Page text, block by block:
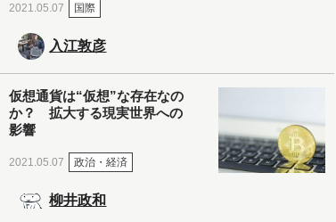
2021.05.07 国際
入江敦彦
仮想通貨は“仮想”な存在なの
か？ 拡大する現実世界への
影響
2021.05.07 政治・経済
柳井政和